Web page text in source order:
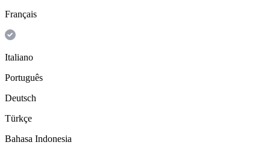
Français
Italiano
Português
Deutsch
Türkçe
Bahasa Indonesia